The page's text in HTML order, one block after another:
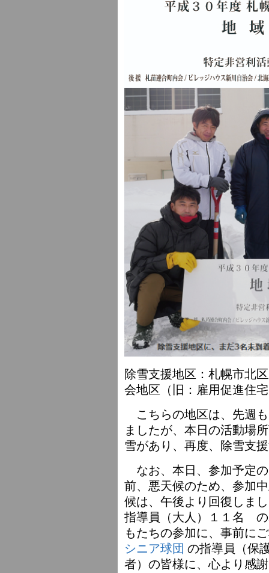
除雪支援地区：札幌市北
会地区（旧：雇用促進住
こちらの地区は、先週
ましたが、本日の活動場
雪があり、再度、除雪支
なお、本日、参加予定
前、悪天候のため、参加
候は、午後より回復しま
指導員（大人）１１名
もたちの参加に、事前
シニア球団 の指導員（保
者）の皆様に、心より感